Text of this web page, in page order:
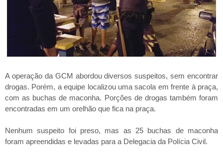
A operação da GCM abordou diversos suspeitos, sem encontrar
drogas. Porém, a equipe localizou uma sacola em frente à praça,
com as buchas de maconha. Porções de drogas também foram
encontradas em um orelhão que fica na praça.
Nenhum suspeito foi preso, mas as 25 buchas de maconha
foram apreendidas e levadas para a Delegacia da Polícia Civil.